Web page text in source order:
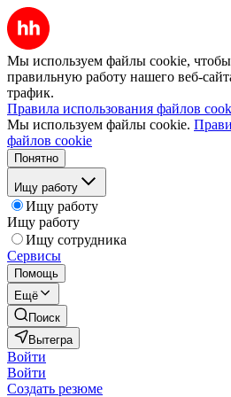
Мы используем файлы cookie, чтобы
правильную работу нашего веб-
трафик.
Правила использования файлов
Мы используем файлы cookie.
файлов cookie
Понятно
Ищу работу
Ищу работу
Ищу работу
Ищу сотрудника
Сервисы
Помощь
Ещё
Поиск
Вытегра
Войти
Войти
Создать резюме